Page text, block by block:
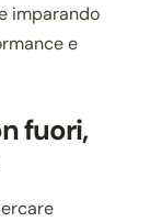
imparando
e
fuori,